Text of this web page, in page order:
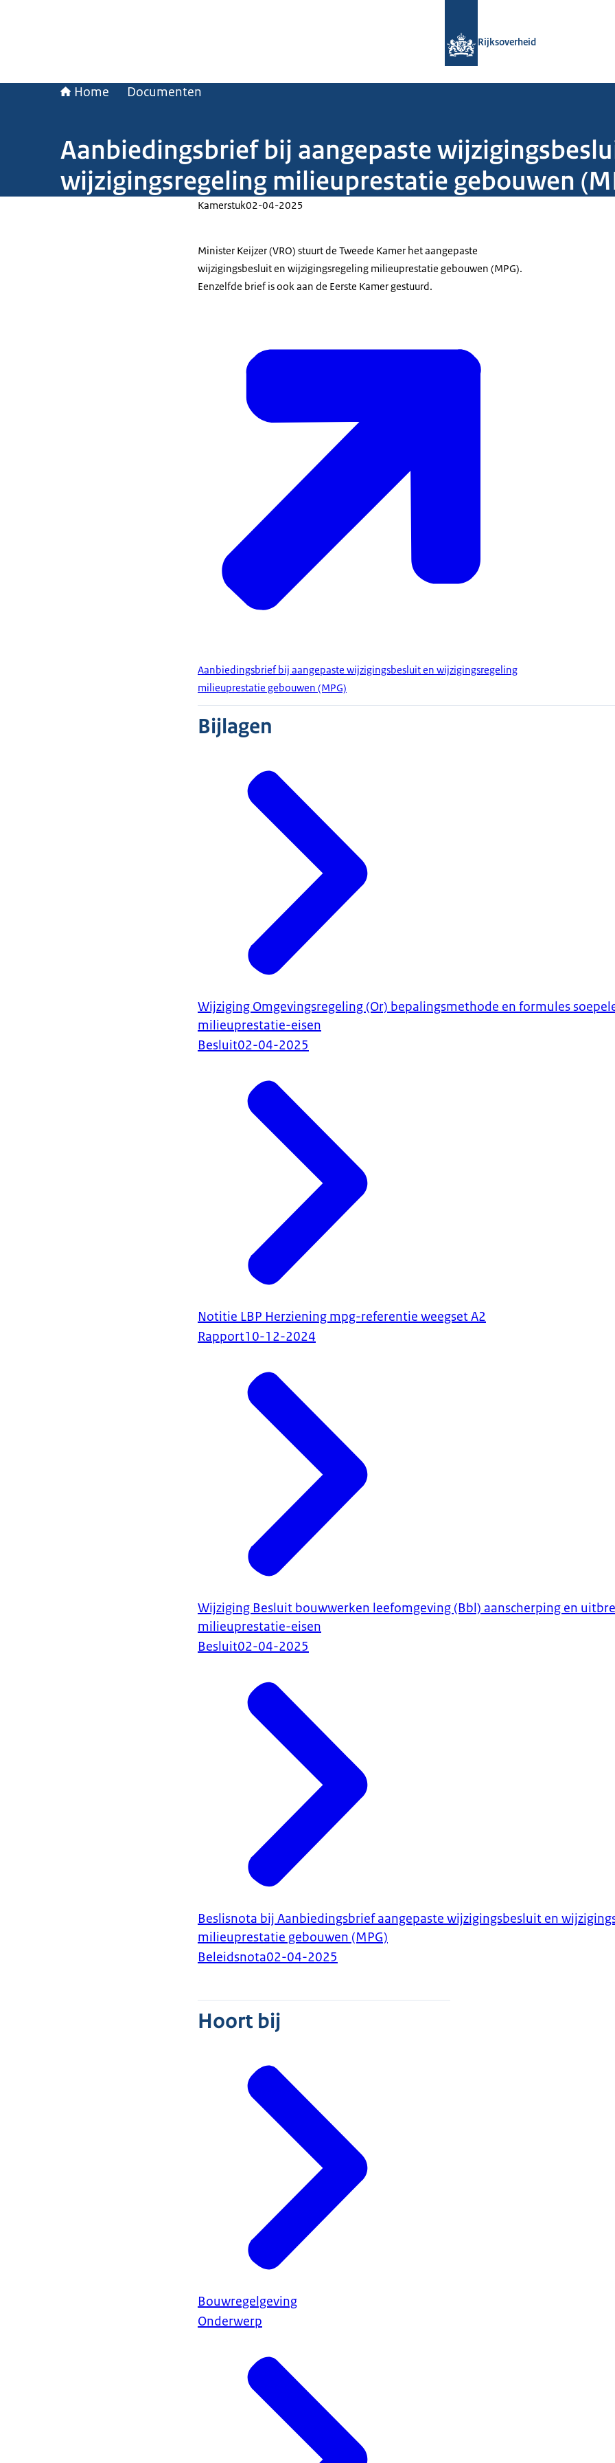
Rijksoverheid
Home Documenten
Aanbiedingsbrief bij aangepaste
wijzigingsregeling milieuprestatie gebouwen
Kamerstuk02-04-2025
Minister Keijzer (VRO) stuurt de Tweede Kamer het aangepaste
wijzigingsbesluit en wijzigingsregeling milieuprestatie gebouwen (MPG).
Eenzelfde brief is ook aan de Eerste Kamer gestuurd.
Aanbiedingsbrief bij aangepaste wijzigingsbesluit en wijzigingsregeling
milieuprestatie gebouwen (MPG)
Bijlagen
Wijziging Omgevingsregeling (Or) bepalingsmethode en formules
milieuprestatie-eisen
Besluit02-04-2025
Notitie LBP Herziening mpg-referentie weegset A2
Rapport10-12-2024
Wijziging Besluit bouwwerken leefomgeving (Bbl) aanscherping en
milieuprestatie-eisen
Besluit02-04-2025
Beslisnota bij Aanbiedingsbrief aangepaste wijzigingsbesluit en
milieuprestatie gebouwen (MPG)
Beleidsnota02-04-2025
Hoort bij
Bouwregelgeving
Onderwerp